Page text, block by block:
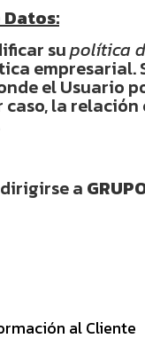
supolítica
empresarial.
el Usuario
caso, la
a
al Cliente